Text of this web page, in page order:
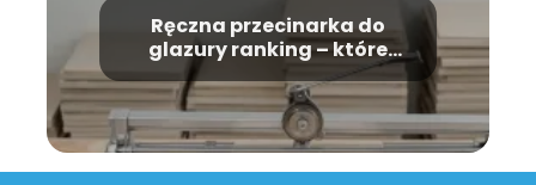
Ręczna przecinarka do
glazury ranking – które
modele warto kupić?